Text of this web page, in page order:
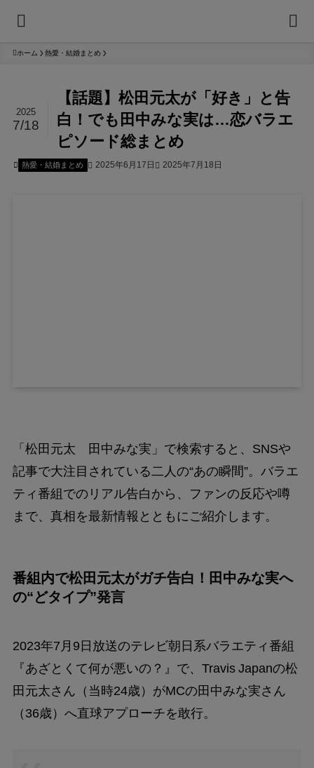
ホーム 熱愛・結婚まとめ
【話題】松田元太が「好き」と告
白！でも田中みな実は…恋バラエ
ピソード総まとめ
2025
7/18
熱愛・結婚まとめ 2025年6月17日 2025年7月18日
「松田元太 田中みな実」で検索すると、SNSや
記事で大注目されている二人の“あの瞬間”。バラエ
ティ番組でのリアル告白から、ファンの反応や噂
まで、真相を最新情報とともにご紹介します。
番組内で松田元太がガチ告白！田中みな実へ
の“どタイプ”発言
2023年7月9日放送のテレビ朝日系バラエティ番組
『あざとくて何が悪いの？』で、Travis Japanの松
田元太さん（当時24歳）がMCの田中みな実さん
（36歳）へ直球アプローチを敢行。